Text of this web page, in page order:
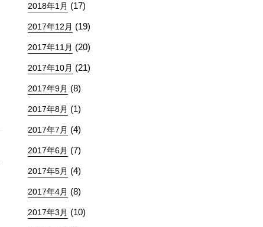
2018年1月 (17)
2017年12月 (19)
2017年11月 (20)
2017年10月 (21)
2017年9月 (8)
2017年8月 (1)
2017年7月 (4)
2017年6月 (7)
2017年5月 (4)
2017年4月 (8)
2017年3月 (10)